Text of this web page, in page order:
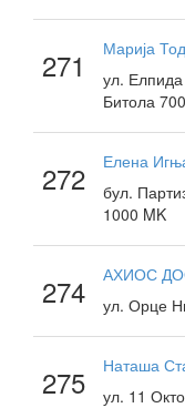
271
Марија
ул.
Битола
272
Елена
бул.
1000 MK
274
АХИОС
ул. Орце
275
Наташа
ул. 11